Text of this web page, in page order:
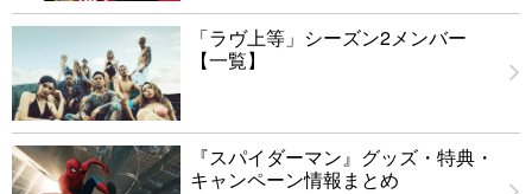
「ラヴ上等」シーズン2メンバー
【一覧】
『スパイダーマン』グッズ・特典・
キャンペーン情報まとめ